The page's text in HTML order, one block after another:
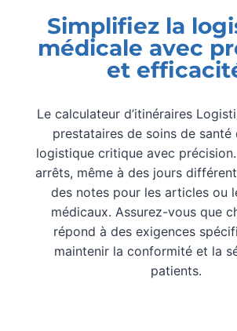
Simplifiez la
médicale avec
et
Le calculateur d’itinéraires
prestataires de soins de santé
logistique critique avec
arrêts, même à des jours
des notes pour les articles ou
médicaux. Assurez-vous que
répond à des exigences
maintenir la conformité et la
patients.